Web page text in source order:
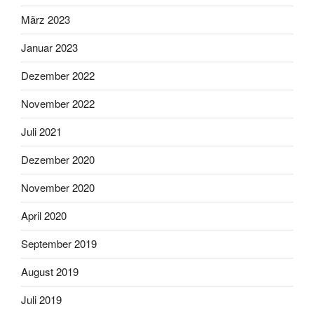
März 2023
Januar 2023
Dezember 2022
November 2022
Juli 2021
Dezember 2020
November 2020
April 2020
September 2019
August 2019
Juli 2019